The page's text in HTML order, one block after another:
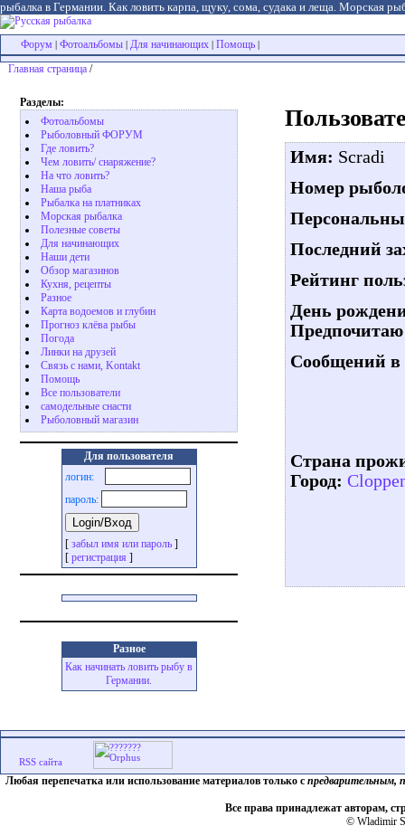
рыбалка в Германии. Как ловить карпа, щуку, сома, судака и леща. Морская
Форум Фотоальбомы Для начинающих Помощь
Главная страница /
Разделы:
Фотоальбомы
Рыболовный ФОРУМ
Где ловить?
Чем ловить/ снаряжение?
На что ловить?
Наша рыба
Рыбалка на платниках
Морская рыбалка
Полезные советы
Для начинающих
Наши дети
Обзор магазинов
Кухня, рецепты
Разное
Карта водоемов и глубин
Прогноз клёва рыбы
Погода
Линки на друзей
Связь с нами, Kontakt
Помощь
Все пользователи
самодельные снасти
Рыболовный магазин
Для пользователя
логин:
пароль:
[ забыл имя или пароль]
[ регистрация ]
Разное
Как начинать ловить рыбу в
Германии.
Имя: Scradi
Номер
Последний
Рейтинг
День
Сообщений в
Страна
Город:
Любая перепечатка или использование материалов только с предварительным,
Все права принадлежат авторам,
© Wladimir